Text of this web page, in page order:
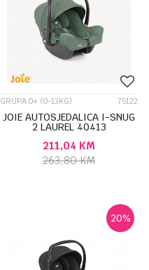
GRUPA 0+ (0-13KG) 75122
JOIE AUTOSJEDALICA I-SNUG
2 LAUREL 40413
211,04 KM
263,80KM
20%